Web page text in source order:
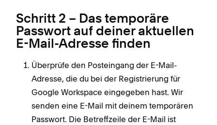
Schritt 2 – Das temporäre
Passwort auf deiner aktuellen
E-Mail-Adresse finden
Überprüfe den Posteingang der E-Mail-
Adresse, die du bei der Registrierung für
Google Workspace eingegeben hast. Wir
senden eine E-Mail mit deinem temporären
Passwort. Die Betreffzeile der E-Mail ist